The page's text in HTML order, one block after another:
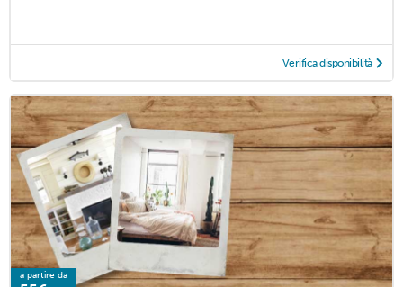
Verifica disponibilità
a partire da